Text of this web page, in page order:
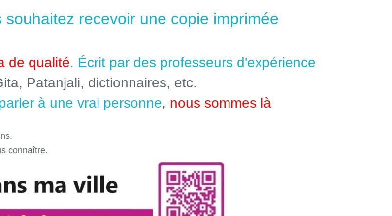
recevoir une copie imprimée
de qualité. Écrit par des professeurs d'expérience
Patanjali, dictionnaires, etc.
à une vrai personne, nous sommes là
connaître.